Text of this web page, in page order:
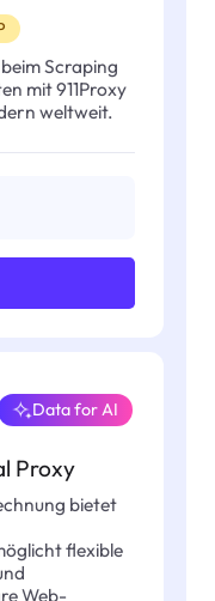
Scraping
mit 911Proxy
weltweit.
Proxy
Data for AI
bietet
flexible
Web-